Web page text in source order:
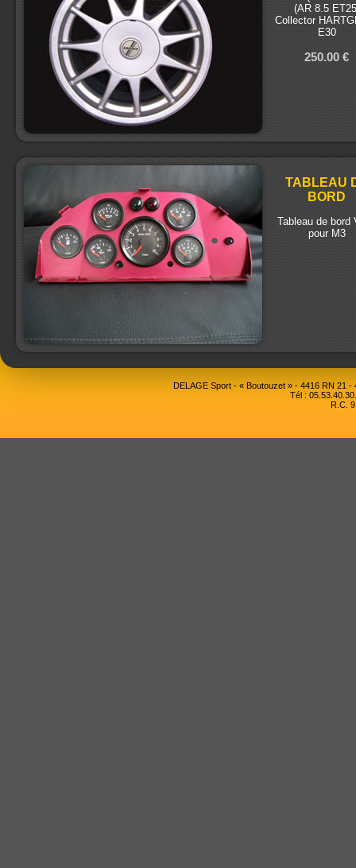
(AR 8.5
Collector
E30
250.00 €
TABLEAU
BORD
Tableau de bord
pour M3
DELAGE Sport - « Boutouzet » - 4416 RN 21
Tél :
R.C.